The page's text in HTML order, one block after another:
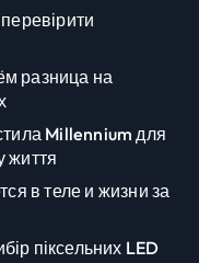
разница на
Millennium для
життя
в теле и жизни за
піксельних LED